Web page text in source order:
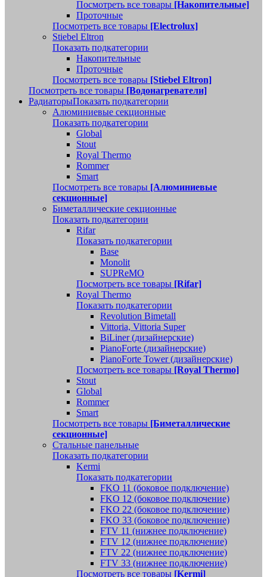
Посмотреть все товары [Накопительные]
Проточные
Посмотреть все товары [Electrolux]
Stiebel Eltron
Показать подкатегории
Накопительные
Проточные
Посмотреть все товары [Stiebel Eltron]
Посмотреть все товары [Водонагреватели]
РадиаторыПоказать подкатегории
Алюминиевые секционные
Показать подкатегории
Global
Stout
Royal Thermo
Rommer
Smart
Посмотреть все товары [Алюминиевые
секционные]
Биметаллические секционные
Показать подкатегории
Rifar
Показать подкатегории
Base
Monolit
SUPReMO
Посмотреть все товары [Rifar]
Royal Thermo
Показать подкатегории
Revolution Bimetall
Vittoria, Vittoria Super
BiLiner (дизайнерские)
PianoForte (дизайнерские)
PianoForte Tower (дизайнерские)
Посмотреть все товары [Royal Thermo]
Stout
Global
Rommer
Smart
Посмотреть все товары [Биметаллические
секционные]
Стальные панельные
Показать подкатегории
Kermi
Показать подкатегории
FKO 11 (боковое подключение)
FKO 12 (боковое подключение)
FKO 22 (боковое подключение)
FKO 33 (боковое подключение)
FTV 11 (нижнее подключение)
FTV 12 (нижнее подключение)
FTV 22 (нижнее подключение)
FTV 33 (нижнее подключение)
Посмотреть все товары [Kermi]